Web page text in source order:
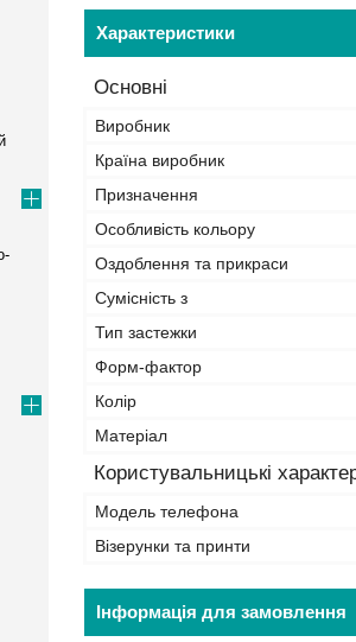
Характеристики
Основні
Виробник
Країна виробник
Призначення
Особливість кольору
Оздоблення та прикраси
Сумісність з
Тип застежки
Форм-фактор
Колір
Матеріал
Користувальницькі
Модель телефона
Візерунки та принти
Інформація для замовлення